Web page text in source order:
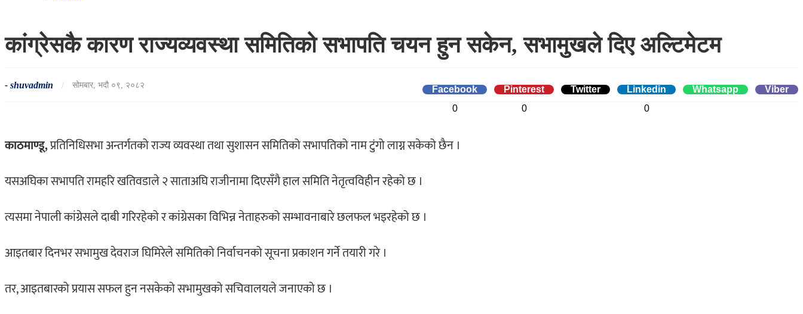
कांग्रेसकै कारण राज्यव्यवस्था समितिको सभापति चयन हुन सकेन, सभामुखले दिए अल्टिमेटम
- shuvadmin / सोमबार, भदौ ०९, २०८२
Facebook
0
Pinterest
0
Twitter
Linkedin
0
Whatsapp Viber
काठमाण्डू,प्रतिनिधिसभा अन्तर्गतको राज्य व्यवस्था तथा सुशासन समितिको सभापतिको नाम टुंगो लाग्न सकेको छैन ।
यसअघिका सभापति रामहरि खतिवडाले २ साताअघि राजीनामा दिएसँगै हाल समिति नेतृत्वविहीन रहेको छ ।
त्यसमा नेपाली कांग्रेसले दाबी गरिरहेको र कांग्रेसका विभिन्न नेताहरुको सम्भावनाबारे छलफल भइरहेको छ ।
आइतबार दिनभर सभामुख देवराज घिमिरेले समितिको निर्वाचनको सूचना प्रकाशन गर्ने तयारी गरे ।
तर, आइतबारको प्रयास सफल हुन नसकेको सभामुखको सचिवालयले जनाएको छ ।